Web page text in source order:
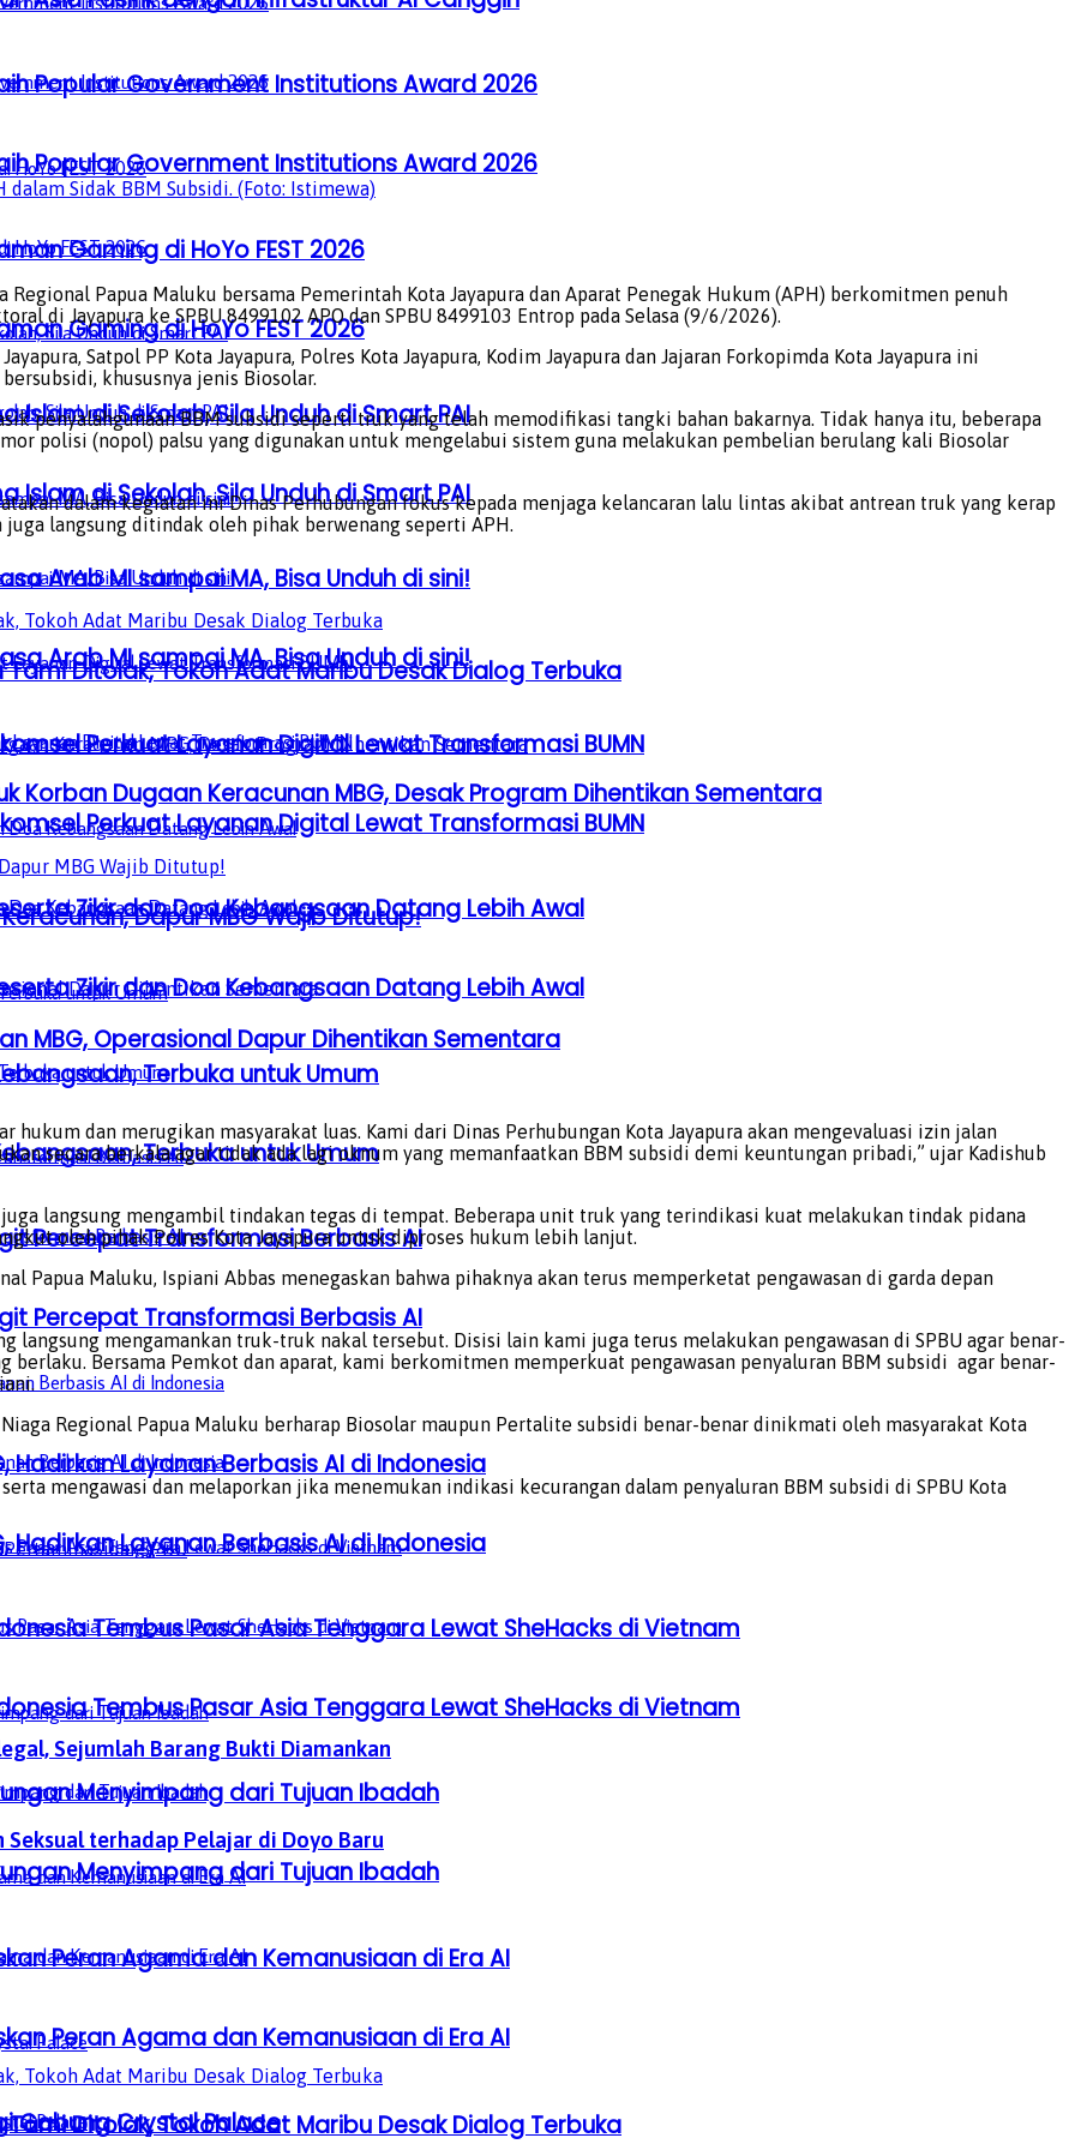
Popular Government Institutions Award 2026
Gaming di HoYo FEST 2026
Islam di Sekolah, Sila Unduh di Smart PAI
Arab MI sampai MA, Bisa Unduh di sini!
Perkuat Layanan Digital Lewat Transformasi BUMN
Zikir dan Doa Kebangsaan Datang Lebih Awal
Terbuka untuk Umum
Percepat Transformasi Berbasis AI
Layanan Berbasis AI di Indonesia
Tembus Pasar Asia Tenggara Lewat SheHacks di Vietnam
Menyimpang dari Tujuan Ibadah
Peran Agama dan Kemanusiaan di Era AI
Gabung Crystal Palace
Popular Government Institutions Award 2026
Gaming di HoYo FEST 2026
Islam di Sekolah, Sila Unduh di Smart PAI
Arab MI sampai MA, Bisa Unduh di sini!
Perkuat Layanan Digital Lewat Transformasi BUMN
Zikir dan Doa Kebangsaan Datang Lebih Awal
Terbuka untuk Umum
Percepat Transformasi Berbasis AI
Layanan Berbasis AI di Indonesia
Tembus Pasar Asia Tenggara Lewat SheHacks di Vietnam
Menyimpang dari Tujuan Ibadah
Peran Agama dan Kemanusiaan di Era AI
Sidak BBM Subsidi. (Foto: Istimewa)
Regional Papua Maluku bersama Pemerintah Kota Jayapura dan Aparat Penegak Hukum (APH) berkomitmen penuh
di Jayapura ke SPBU 8499102 APO dan SPBU 8499103 Entrop pada Selasa (9/6/2026).
​Satpol PP Kota Jayapura, ​Polres Kota Jayapura, ​Kodim Jayapura dan ​Jajaran Forkopimda Kota Jayapura ini
khususnya jenis Biosolar.
penyalahgunaan BBM subsidi seperti truk yang telah memodifikasi tangki bahan bakarnya. Tidak hanya itu, beberapa
polisi (nopol) palsu yang digunakan untuk mengelabui sistem guna melakukan pembelian berulang kali Biosolar
dalam kegiatan ini Dinas Perhubungan fokus kepada menjaga kelancaran lalu lintas akibat antrean truk yang kerap
langsung ditindak oleh pihak berwenang seperti APH.
Ditolak, Tokoh Adat Maribu Desak Dialog Terbuka
Korban Dugaan Keracunan MBG, Desak Program Dihentikan Sementara
Dapur MBG Wajib Ditutup!
MBG, Operasional Dapur Dihentikan Sementara
dan merugikan masyarakat luas. Kami dari Dinas Perhubungan Kota Jayapura akan mengevaluasi izin jalan
secara berkala agar tidak ada lagi oknum yang memanfaatkan BBM subsidi demi keuntungan pribadi,” ujar Kadishub
langsung mengambil tindakan tegas di tempat. Beberapa unit truk yang terindikasi kuat melakukan tindak pidana
oleh pihak Polres Kota Jayapura untuk diproses hukum lebih lanjut.
Papua Maluku, Ispiani Abbas menegaskan bahwa pihaknya akan terus memperketat pengawasan di garda depan
langsung mengamankan truk-truk nakal tersebut. Disisi lain kami juga terus melakukan pengawasan di SPBU agar benar-
berlaku. Bersama Pemkot dan aparat, kami berkomitmen memperkuat pengawasan penyaluran BBM subsidi agar benar-
Regional Papua Maluku berharap Biosolar maupun Pertalite subsidi benar-benar dinikmati oleh masyarakat Kota
mengawasi dan melaporkan jika menemukan indikasi kecurangan dalam penyaluran BBM subsidi di SPBU Kota
PertaminaSidakSPBU
Sejumlah Barang Bukti Diamankan
terhadap Pelajar di Doyo Baru
Ditolak, Tokoh Adat Maribu Desak Dialog Terbuka